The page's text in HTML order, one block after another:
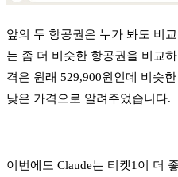
앞의 두 항공권은 누가 봐도 비
는 좀 더 비슷한 항공권을 비교
격은 원래 529,900원인데 비슷
낮은 가격으로 알려주었습니다.
이번에도 Claude는 티켓1이 더